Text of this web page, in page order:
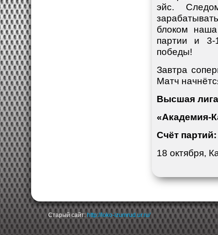
эйс.
блоком
партии и 3-
победы!
Завтра
Матч
Высшая
«Академия-
Счёт партий:
18 октября,
Старый сайт:http://loko-izumrud.ur.ru/